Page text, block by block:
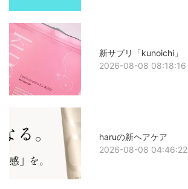
新サプリ「kunoichi」
2026-08-08 08:18:16
haruの新ヘアケア
2026-08-08 04:46:22